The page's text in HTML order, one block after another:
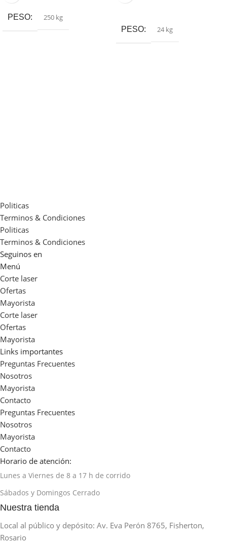
PESO 250 kg
PESO 24 kg
Politicas
Terminos & Condiciones
Politicas
Terminos & Condiciones
Seguinos en
Menú
Corte laser
Ofertas
Mayorista
Corte laser
Ofertas
Mayorista
Links importantes
Preguntas Frecuentes
Nosotros
Mayorista
Contacto
Preguntas Frecuentes
Nosotros
Mayorista
Contacto
Horario de atención:
Lunes a Viernes de 8 a 17 h de corrido
Sábados y Domingos Cerrado
Nuestra tienda
Local al público y depósito: Av. Eva Perón 8765, Fisherton,
Rosario